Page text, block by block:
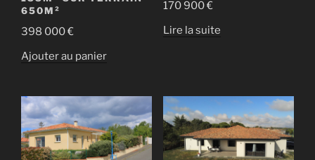
650M²
398 000€
Ajouter au panier
170 900€
Lire la suite